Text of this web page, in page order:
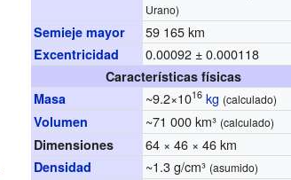
Urano)
Semieje mayor 59 165 km
Excentricidad 0.00092 ± 0.000118
Características físicas
Masa
~9.2×1016 kg (calculado)
Volumen ~71 000 km³ (calculado)
Dimensiones 64 × 46 × 46 km
Densidad ~1.3 g/cm³ (asumido)